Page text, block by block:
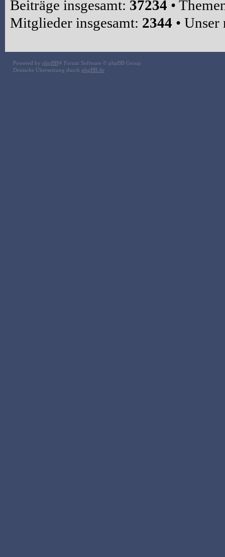
Beiträge insgesamt: 37234 •
Mitglieder insgesamt: 2344 •
Powered by phpBB® Forum Software © phpBB Group
Deutsche Übersetzung durch phpBB.de